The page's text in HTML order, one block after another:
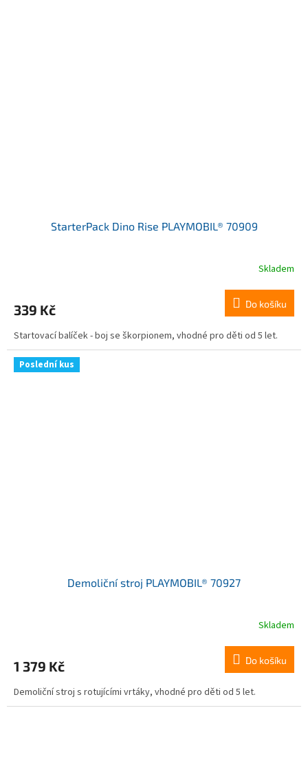
StarterPack Dino Rise PLAYMOBIL® 70909
Skladem
339 Kč Do košíku
Startovací balíček - boj se škorpionem, vhodné pro děti od 5 let.
Poslední kus
Demoliční stroj PLAYMOBIL® 70927
Skladem
1 379 Kč Do košíku
Demoliční stroj s rotujícími vrtáky, vhodné pro děti od 5 let.